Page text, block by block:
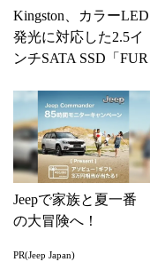
Kingston、カラーLED
発光に対応した2.5イ
ンチSATA SSD「FUR
Jeepで家族と夏一番
の大冒険へ！
PR(Jeep Japan)